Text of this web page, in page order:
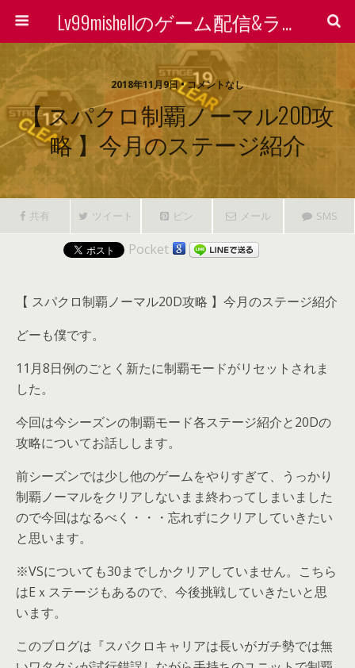
Lv99mishellのゲーム配信&ライン着せ替えで稼ぐ方法を検証する会
2018年11月9日 • コメントなし
【 スパクロ制覇ノーマル20D攻
略 】今月のステージ紹介
共有 ツイート ピン メール SMS
Pocket
【 スパクロ制覇ノーマル20D攻略 】今月のステージ紹介
どーも僕です。
11月8日例のごとく新たに制覇モードがリセットされま
した。
今回は今シーズンの制覇モード各ステージ紹介と20Dの
攻略についてお話しします。
前シーズンでは少し他のゲームをやりすぎて、うっかり
制覇ノーマルをクリアしないまま終わってしまいました
ので今回はなるべく・・・忘れずにクリアしていきたい
と思います。
※VSについても30までしかクリアしていません。こちら
はEｘステージもあるので、今後挑戦していきたいと思
います。
このブログは『スパクロキャリアは長いがガチ勢では無